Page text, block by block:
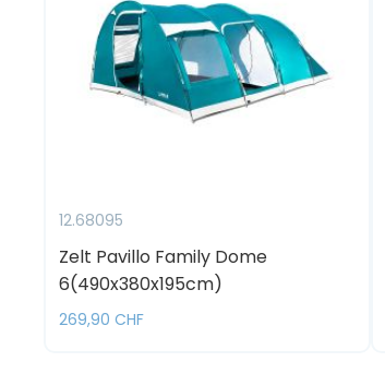
12.68095
Zelt Pavillo Family Dome
6(490x380x195cm)
269,90 CHF